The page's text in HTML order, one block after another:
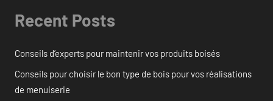
Recent Posts
Conseils d’experts pour maintenir vos produits boisés
Conseils pour choisir le bon type de bois pour vos réalisations
de menuiserie